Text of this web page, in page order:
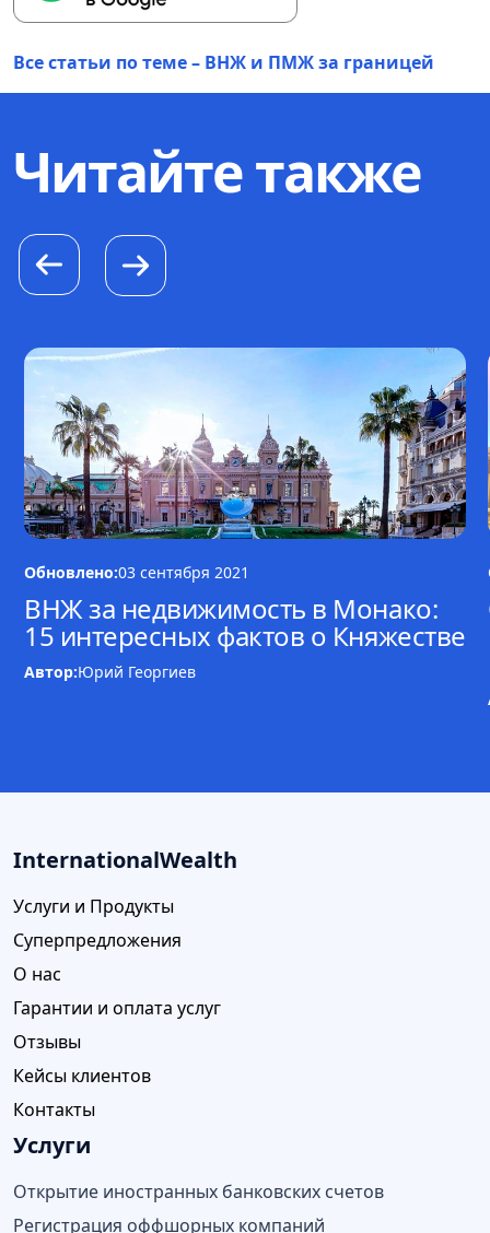
Все статьи по теме – ВНЖ и ПМЖ за границей
Читайте также
Обновлено:03 сентября 2021
ВНЖ за недвижимость в Монако:
15 интересных фактов о Княжестве
Автор:Юрий Георгиев
InternationalWealth
Услуги и Продукты
Суперпредложения
О нас
Гарантии и оплата услуг
Отзывы
Кейсы клиентов
Контакты
Услуги
Открытие иностранных банковских счетов
Регистрация оффшорных компаний